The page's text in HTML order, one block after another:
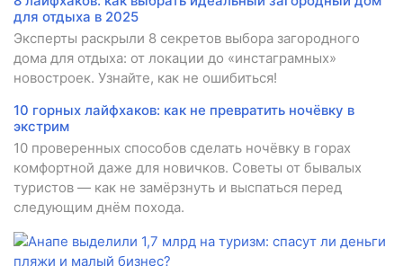
для отдыха в 2025
Эксперты раскрыли 8 секретов выбора загородного
дома для отдыха: от локации до «инстаграмных»
новостроек. Узнайте, как не ошибиться!
10 горных лайфхаков: как не превратить ночёвку в
экстрим
10 проверенных способов сделать ночёвку в горах
комфортной даже для новичков. Советы от бывалых
туристов — как не замёрзнуть и выспаться перед
следующим днём похода.